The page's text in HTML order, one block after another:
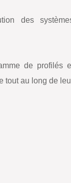
des
de profilés
tout au long de